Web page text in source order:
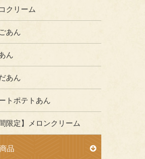
クリーム
あん
ん
あん
トポテトあん
間限定】メロンクリーム
品